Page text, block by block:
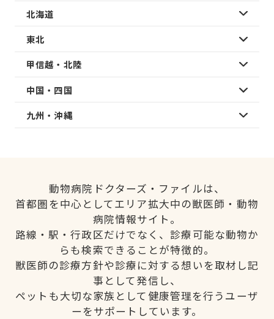
北海道
東北
甲信越・北陸
中国・四国
九州・沖縄
動物病院ドクターズ・ファイルは、
首都圏を中心としてエリア拡大中の獣医師・動物
病院情報サイト。
路線・駅・行政区だけでなく、診療可能な動物か
らも検索できることが特徴的。
獣医師の診療方針や診療に対する想いを取材し記
事として発信し、
ペットも大切な家族として健康管理を行うユーザ
ーをサポートしています。